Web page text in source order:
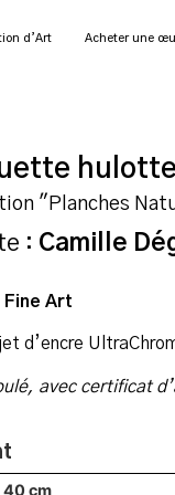
d’Art Acheter une
"Planches
: Camille
Fine Art
jet d’encre
avec certificat
cm